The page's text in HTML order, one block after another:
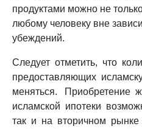
продуктами можно не
любому человеку вне
убеждений.
Следует отметить, что
предоставляющих
меняться. Приобретение
исламской ипотеки
так и на вторичном